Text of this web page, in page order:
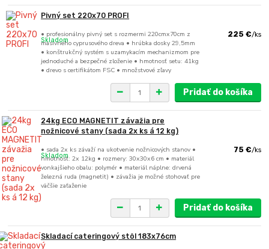
Pivný set 220x70 PROFI
• profesionálny pivný set s rozmermi 220cmx70cm z
masívneho cyprusového dreva • hrúbka dosky 29,5mm
• konštrukčný systém s uzamykacím mechanizmom pre
jednoduché a bezpečné zloženie • hmotnosť setu: 41kg
• drevo s certifikátom FSC • množstvové zľavy
225 €/ks
Skladom
Pridať do košíka
24kg ECO MAGNETIT závažia pre
nožnicové stany (sada 2x ks á 12 kg)
• sada 2x ks závaží na ukotvenie nožnicových stanov •
hmotnosť: 2x 12kg • rozmery: 30x30x6 cm • materiál
vonkajšieho obalu: polymér • materiál náplne: drvená
železná ruda (magnetit) • závažia je možné stohovať pre
väčšie zaťaženie
75 €/ks
Skladom
Pridať do košíka
Skladací cateringový stôl 183x76cm